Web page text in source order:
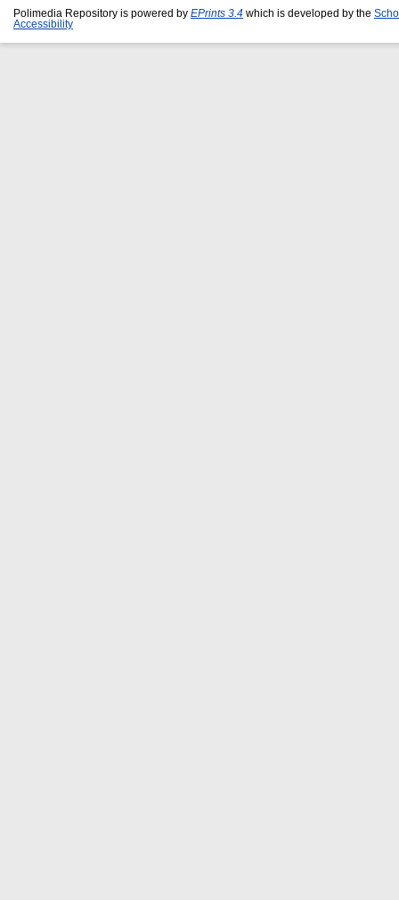
Polimedia Repository is powered by EPrints 3.4 which is developed by the
Accessibility